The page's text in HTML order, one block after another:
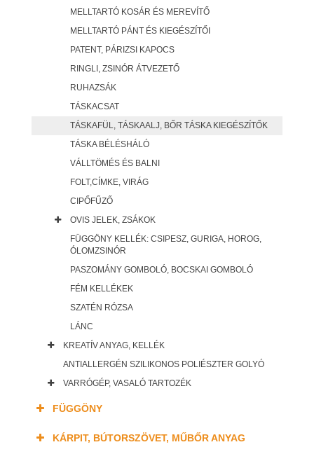
MELLTARTÓ KOSÁR ÉS MEREVÍTŐ
MELLTARTÓ PÁNT ÉS KIEGÉSZÍTŐI
PATENT, PÁRIZSI KAPOCS
RINGLI, ZSINÓR ÁTVEZETŐ
RUHAZSÁK
TÁSKACSAT
TÁSKAFÜL, TÁSKAALJ, BŐR TÁSKA KIEGÉSZÍTŐK
TÁSKA BÉLÉSHÁLÓ
VÁLLTÖMÉS ÉS BALNI
FOLT,CÍMKE, VIRÁG
CIPŐFŰZŐ
OVIS JELEK, ZSÁKOK
FÜGGÖNY KELLÉK: CSIPESZ, GURIGA, HOROG,
ÓLOMZSINÓR
PASZOMÁNY GOMBOLÓ, BOCSKAI GOMBOLÓ
FÉM KELLÉKEK
SZATÉN RÓZSA
LÁNC
KREATÍV ANYAG, KELLÉK
ANTIALLERGÉN SZILIKONOS POLIÉSZTER GOLYÓ
VARRÓGÉP, VASALÓ TARTOZÉK
FÜGGÖNY
KÁRPIT, BÚTORSZÖVET, MŰBŐR ANYAG